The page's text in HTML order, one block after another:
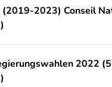
2023) Conseil
2022